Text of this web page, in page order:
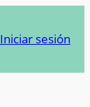
Iniciar sesión